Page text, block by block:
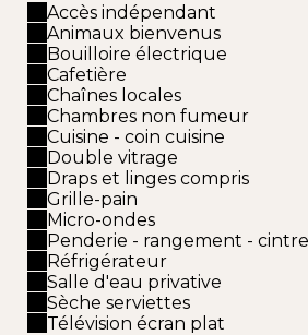
Accès indépendant
Animaux bienvenus
Bouilloire électrique
Cafetière
Chaînes locales
Chambres non fumeur
Cuisine - coin cuisine
Double vitrage
Draps et linges compris
Grille-pain
Micro-ondes
Penderie - rangement -
Réfrigérateur
Salle d'eau privative
Sèche serviettes
Télévision écran plat